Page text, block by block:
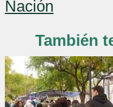
Nación
También